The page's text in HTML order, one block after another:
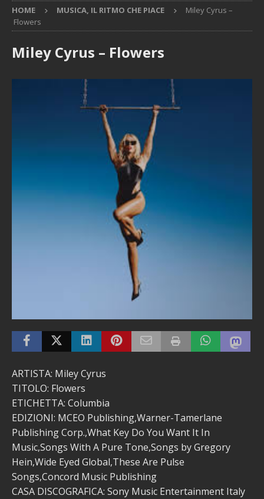
HOME MUSICA, IL RITMO CHE PIACE
Miley Cyrus –
Flowers
Miley Cyrus – Flowers
ARTISTA: Miley Cyrus
TITOLO: Flowers
ETICHETTA: Columbia
EDIZIONI: MCEO Publishing,Warner-Tamerlane
Publishing Corp.,What Key Do You Want It In
Music,Songs With A Pure Tone,Songs by Gregory
Hein,Wide Eyed Global,These Are Pulse
Songs,Concord Music Publishing
CASA DISCOGRAFICA: Sony Music Entertainment Italy